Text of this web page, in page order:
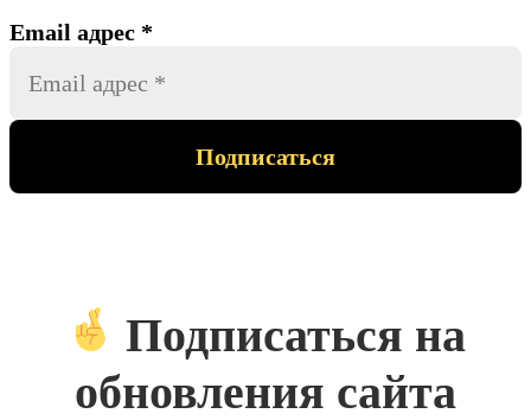
Email адрес *
Подписаться на
обновления сайта